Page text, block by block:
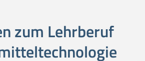
zum Lehrberuf